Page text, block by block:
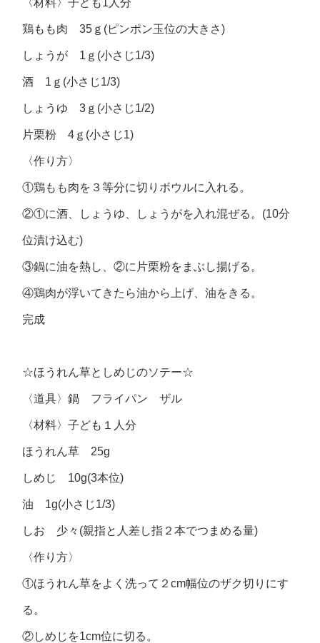
〈材料〉子ども1人分
鶏もも肉 35ｇ(ピンポン玉位の大きさ)
しょうが 1ｇ(小さじ1/3)
酒 1ｇ(小さじ1/3)
しょうゆ 3ｇ(小さじ1/2)
片栗粉 4ｇ(小さじ1)
〈作り方〉
①鶏もも肉を３等分に切りボウルに入れる。
②①に酒、しょうゆ、しょうがを入れ混ぜる。(10分
位漬け込む)
③鍋に油を熱し、②に片栗粉をまぶし揚げる。
④鶏肉が浮いてきたら油から上げ、油をきる。
完成
☆ほうれん草としめじのソテー☆
〈道具〉鍋 フライパン ザル
〈材料〉子ども１人分
ほうれん草 25g
しめじ 10g(3本位)
油 1g(小さじ1/3)
しお 少々(親指と人差し指２本でつまめる量)
〈作り方〉
①ほうれん草をよく洗って２cm幅位のザク切りにす
る。
②しめじを1cm位に切る。